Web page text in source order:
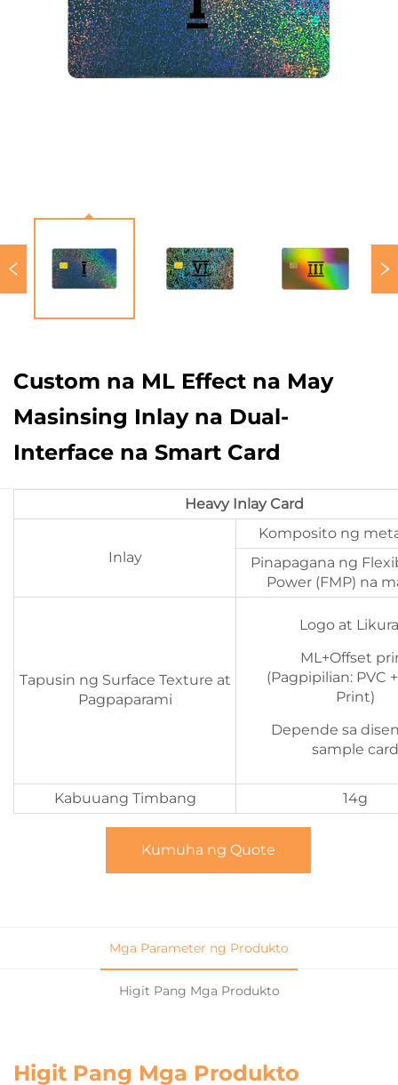
Custom na ML Effect na May
Masinsing Inlay na Dual-
Interface na Smart Card
Heavy Inlay Card
Inlay
Komposito ng
Pinapagana ng
Power (FMP) na
Tapusin ng Surface Texture at
Pagpaparami
Logo at
ML+Offset
(Pagpipilian: PVC
Print)
Depende sa
sample card
Kabuuang Timbang 14g
Kumuha ng Quote
Mga Parameter ng Produkto
Higit Pang Mga Produkto
Higit Pang Mga Produkto